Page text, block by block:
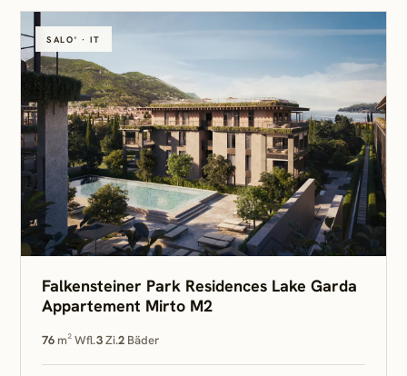
SALO' · IT
Falkensteiner Park Residences Lake Garda
Appartement Mirto M2
76m² Wfl.3Zi.2 Bäder